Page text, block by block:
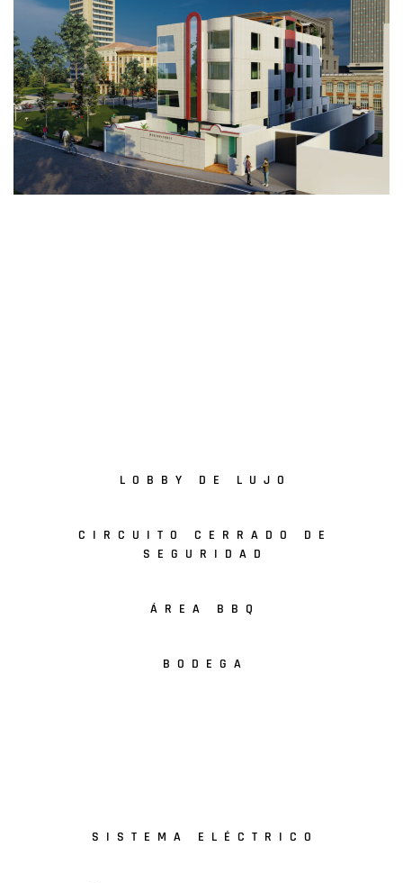
LOBBY DE LUJO
CIRCUITO CERRADO DE
SEGURIDAD
ÁREA BBQ
BODEGA
SISTEMA ELÉCTRICO